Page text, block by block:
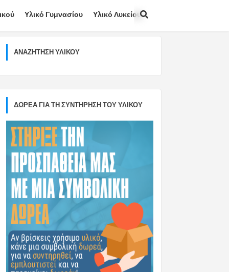
Υλικό Γυμνασίου Υλικό Λυκείου
ΑΝΑΖΉΤΗΣΗ ΥΛΙΚΟΎ
ΔΩΡΕΑ ΓΙΑ ΤΗ ΣΥΝΤΗΡΗΣΗ ΤΟΥ ΥΛΙΚΟΥ